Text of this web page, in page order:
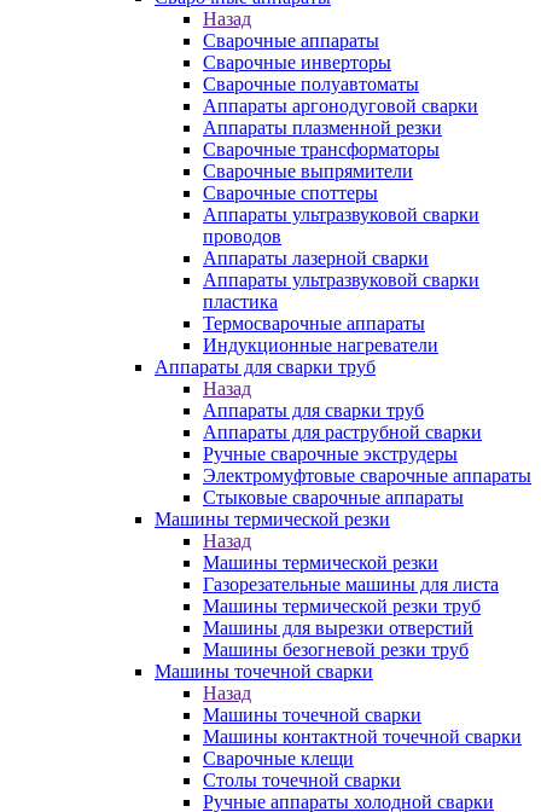
Назад
Сварочные аппараты
Сварочные инверторы
Сварочные полуавтоматы
Аппараты аргонодуговой сварки
Аппараты плазменной резки
Сварочные трансформаторы
Сварочные выпрямители
Сварочные споттеры
Аппараты ультразвуковой сварки
проводов
Аппараты лазерной сварки
Аппараты ультразвуковой сварки
пластика
Термосварочные аппараты
Индукционные нагреватели
Аппараты для сварки труб
Назад
Аппараты для сварки труб
Аппараты для раструбной сварки
Ручные сварочные экструдеры
Электромуфтовые сварочные аппараты
Стыковые сварочные аппараты
Машины термической резки
Назад
Машины термической резки
Газорезательные машины для листа
Машины термической резки труб
Машины для вырезки отверстий
Машины безогневой резки труб
Машины точечной сварки
Назад
Машины точечной сварки
Машины контактной точечной сварки
Сварочные клещи
Столы точечной сварки
Ручные аппараты холодной сварки